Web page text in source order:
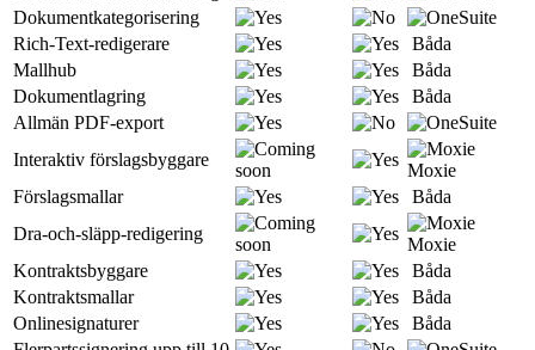
Dokumentkategorisering
Rich-Text-redigerare
Båda
Mallhub
Båda
Dokumentlagring
Båda
Allmän PDF-export
Interaktiv förslagsbyggare
Moxie
Förslagsmallar
Båda
Dra-och-släpp-redigering
Moxie
Kontraktsbyggare
Båda
Kontraktsmallar
Båda
Onlinesignaturer
Båda